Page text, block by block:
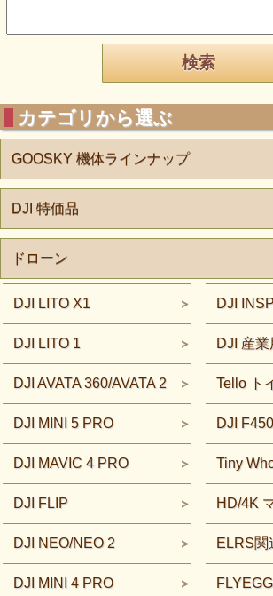
カテゴリから選ぶ
GOOSKY 機体ラインナップ
DJI 特価品
ドローン
DJI LITO X1
DJI LITO 1
DJI AVATA 360/AVATA 2
DJI MINI 5 PRO
DJI MAVIC 4 PRO
DJI FLIP
DJI NEO/NEO 2
DJI MINI 4 PRO
DJI
DJI 産
Tello ト
DJI
Tiny
HD/4K
ELRS関